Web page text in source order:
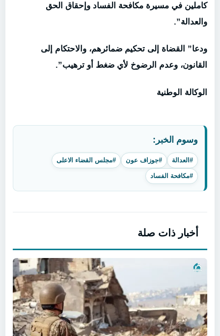
كاملين في مسيرة مكافحة الفساد وإحقاق الحق
والعدالة”.
ودعا” القضاة إلى تحكيم ضمائرهم، والاحتكام إلى
القانون، وعدم الرضوخ لأي ضغط أو ترهيب”.
الوكالة الوطنية
وسوم الخبر:
#العدالة #جوزاف عون #مجلس القضاء الاعلى
#مكافحة الفساد
أخبار ذات صلة